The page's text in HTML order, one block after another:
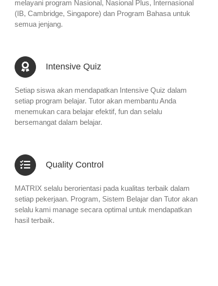
melayani program Nasional, Nasional Plus, Internasional
(IB, Cambridge, Singapore) dan Program Bahasa untuk
semua jenjang.
Intensive Quiz
Setiap siswa akan mendapatkan Intensive Quiz dalam
setiap program belajar. Tutor akan membantu Anda
menemukan cara belajar efektif, fun dan selalu
bersemangat dalam belajar.
Quality Control
MATRIX selalu berorientasi pada kualitas terbaik dalam
setiap pekerjaan. Program, Sistem Belajar dan Tutor akan
selalu kami manage secara optimal untuk mendapatkan
hasil terbaik.